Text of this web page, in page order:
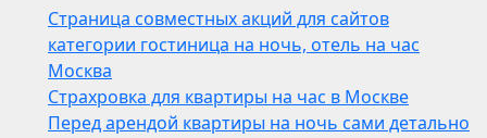
Страница совместных акций для сайтов
категории гостиница на ночь, отель на час
Москва
Страхровка для квартиры на час в Москве
Перед арендой квартиры на ночь сами детально